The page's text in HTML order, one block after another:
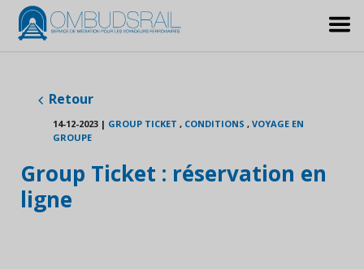
Retour
14-12-2023 | GROUP TICKET , CONDITIONS , VOYAGE EN
GROUPE
Group Ticket : réservation en
ligne